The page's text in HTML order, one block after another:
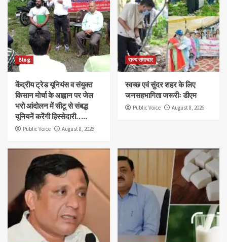
Blog
केंद्रीय ट्रेड यूनियंस व संयुक्त
किसान मोर्चा के आह्वान पर जेल
भरो आंदोलन में सीटू से संबद्ध
यूनियनें करेंगी हिस्सेदारी…..
Public Voice August 8, 2026
राज्य समाचार
स्वच्छ एवं सुंदर शहर के लिए
जनसहभागिता जरूरीः डीएम
Public Voice August 8, 2026